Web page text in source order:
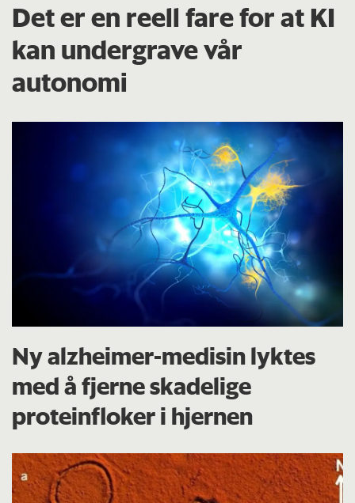
Det er en reell fare for at KI
kan undergrave vår
autonomi
Ny alzheimer-medisin lyktes
med å fjerne skadelige
proteinfloker i hjernen